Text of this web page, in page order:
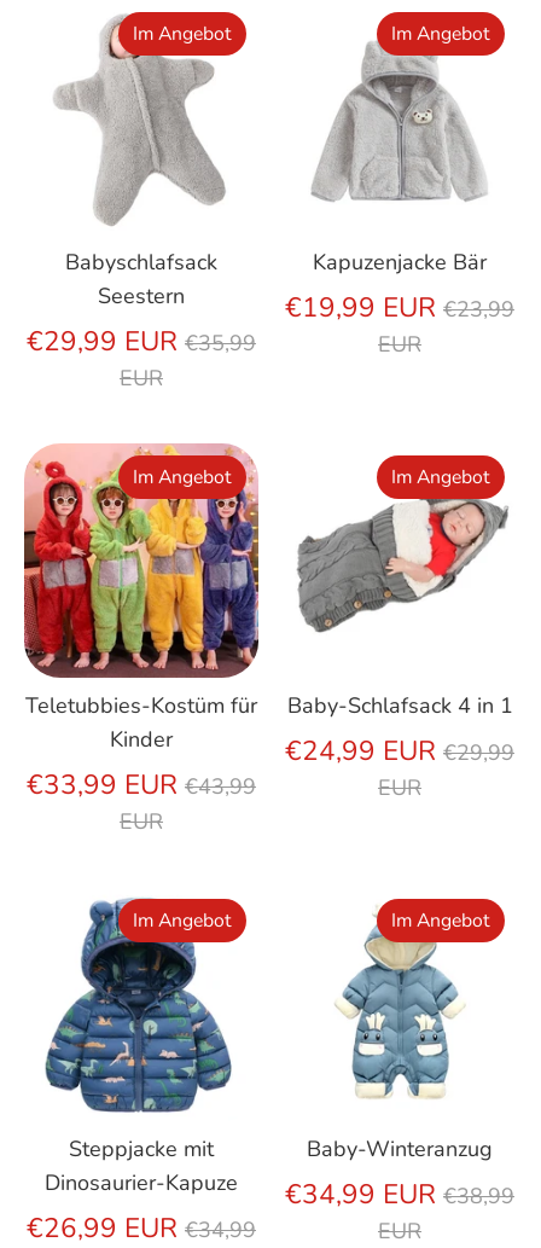
Babyschlafsack
Seestern
€29,99 EUR Regulärer
€35,99
EUR
Im Angebot
Kapuzenjacke Bär
€19,99 EUR €23,99
EUR
Im Angebot
Teletubbies-Kostüm für
Kinder
€33,99 EUR Regulärer
€43,99
EUR
Im Angebot
Baby-Schlafsack 4 in 1
€24,99 EUR €29,99
EUR
Im Angebot
Steppjacke mit
Dinosaurier-Kapuze
€26,99 EUR Regulärer
€34,99
Im Angebot
Baby-Winteranzug
€34,99 EUR €38,99
EUR
Im Angebot